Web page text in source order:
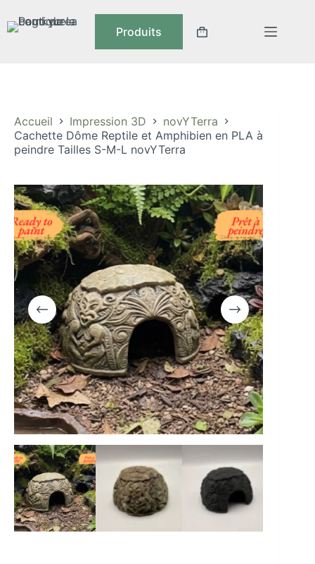
au
contenu
Produits
Panier
Accueil Impression 3D
novYTerra
Cachette Dôme Reptile et Amphibien en PLA à
peindre Tailles S-M-L novYTerra